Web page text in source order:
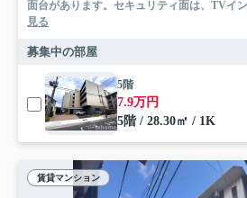
面台があります。セキュリティ面は、TVイ
見る
募集中の部屋
5階
7.9万円
5階 / 28.30㎡ / 1K
賃貸マンション